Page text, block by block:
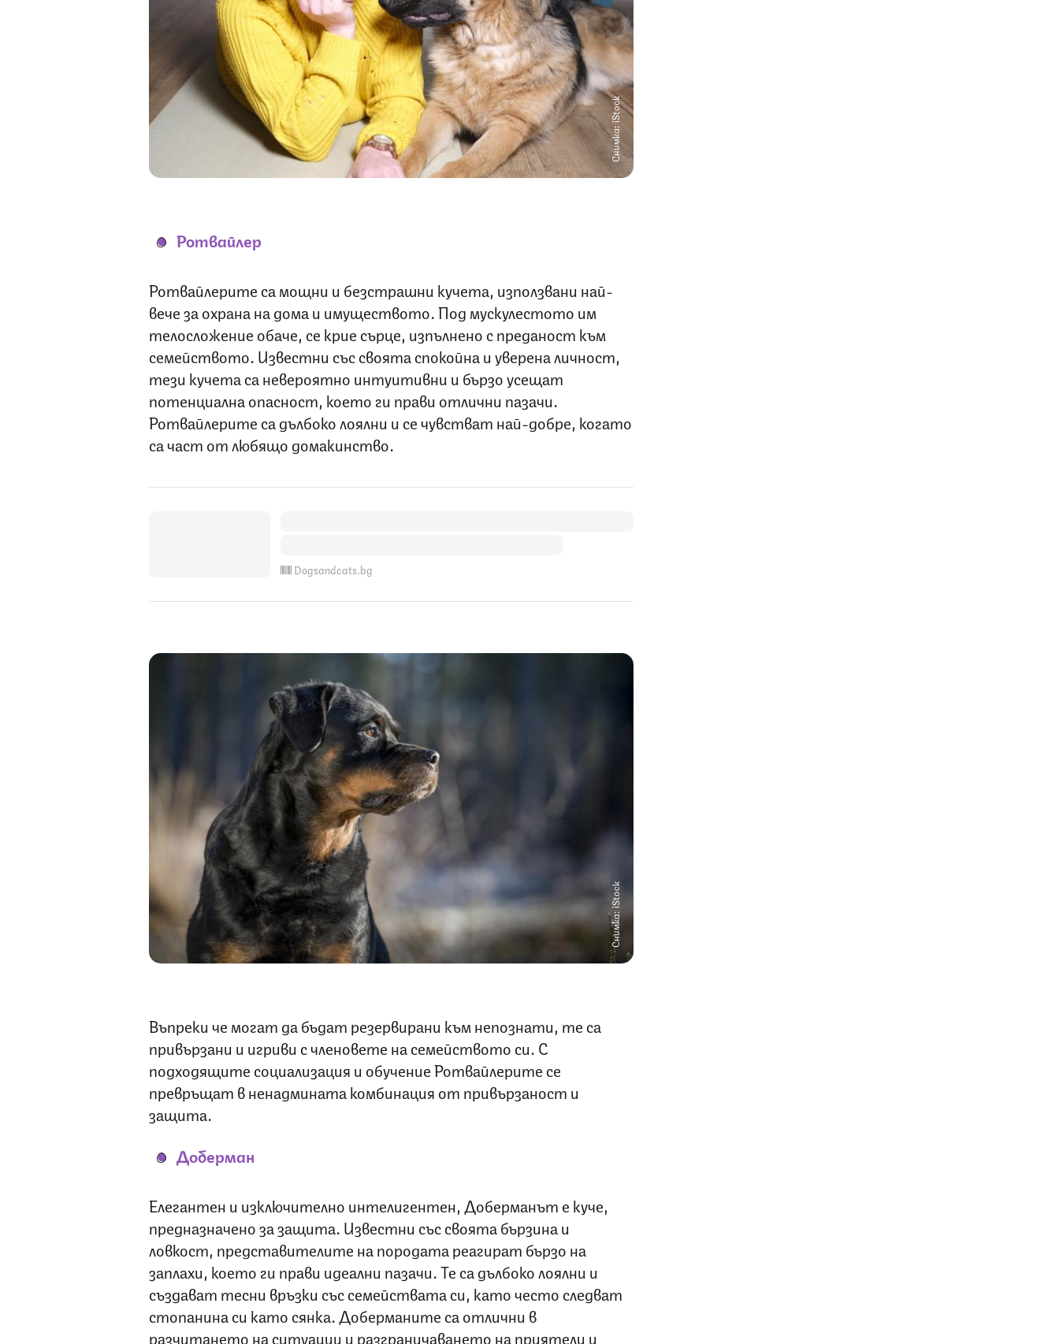
Снимка: iStock
Ротвайлер
Ротвайлерите са мощни и безстрашни кучета, използвани най-
вече за охрана на дома и имуществото. Под мускулестото им
телосложение обаче, се крие сърце, изпълнено с преданост към
семейството. Известни със своята спокойна и уверена личност,
тези кучета са невероятно интуитивни и бързо усещат
потенциална опасност, което ги прави отлични пазачи.
Ротвайлерите са дълбоко лоялни и се чувстват най-добре, когато
са част от любящо домакинство.
Dogsandcats.bg
Снимка: iStock
Въпреки че могат да бъдат резервирани към непознати, те са
привързани и игриви с членовете на семейството си. С
подходящите социализация и обучение Ротвайлерите се
превръщат в ненадмината комбинация от привързаност и
защита.
Доберман
Елегантен и изключително интелигентен, Доберманът е куче,
предназначено за защита. Известни със своята бързина и
ловкост, представителите на породата реагират бързо на
заплахи, което ги прави идеални пазачи. Те са дълбоко лоялни и
създават тесни връзки със семействата си, като често следват
стопанина си като сянка. Доберманите са отлични в
разчитането на ситуации и разграничаването на приятели и